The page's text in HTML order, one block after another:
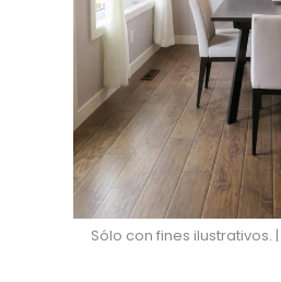
Sólo con fines ilustrativos.